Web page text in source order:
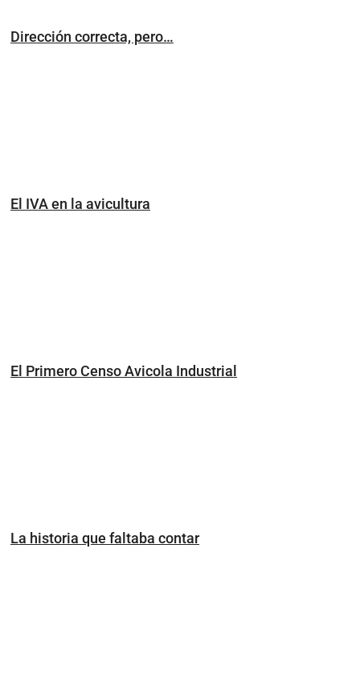
Dirección correcta, pero…
El IVA en la avicultura
El Primero Censo Avicola Industrial
La historia que faltaba contar